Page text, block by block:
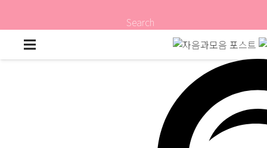
Search